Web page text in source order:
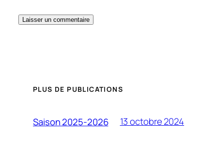
PLUS DE PUBLICATIONS
Saison 2025-2026 13 octobre 2024